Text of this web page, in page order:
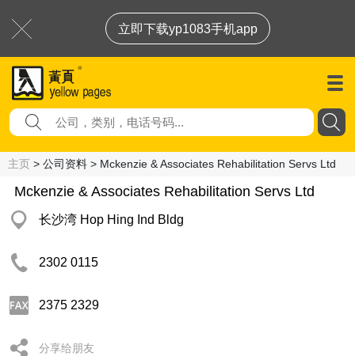
立即下载yp1083手机app
主页 > 公司资料 > Mckenzie & Associates Rehabilitation Servs Ltd
Mckenzie & Associates Rehabilitation Servs Ltd
长沙湾 Hop Hing Ind Bldg
2302 0115
2375 2329
分享给朋友